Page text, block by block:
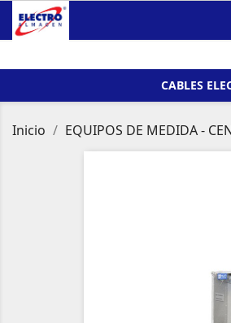
CABLES
Inicio EQUIPOS DE MEDIDA -